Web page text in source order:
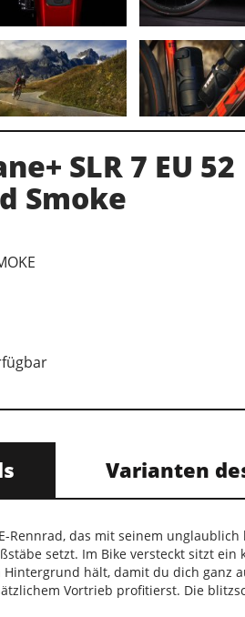
SLR 7 EU 52
Smoke
Varianten
Rennrad, das mit seinem
setzt. Im Bike versteckt sitzt
hält, damit du dich ganz
Vortrieb profitierst. Die